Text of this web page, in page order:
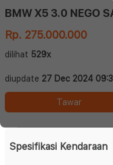
BMW X5 3.0
Rp. 275.000.000
dilihat 529x
diupdate 27 Dec 2024
Tawar
Spesifikasi Kendaraan